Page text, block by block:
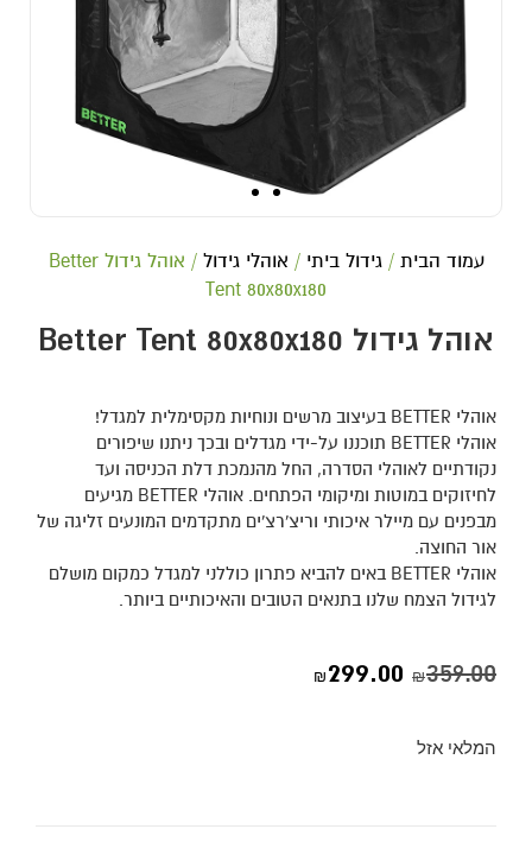
עמוד הבית /גידול ביתי / אוהלי גידול
/ אוהל גידול Better
Tent 80x80x180
אוהל גידול Better Tent 80x80x180
אוהלי BETTER בעיצוב מרשים ונוחיות מקסימלית למגדל!
אוהלי BETTER תוכננו על-ידי מגדלים ובכך ניתנו שיפורים
נקודתיים לאוהלי הסדרה, החל מהנמכת דלת הכניסה ועד
לחיזוקים במוטות ומיקומי הפתחים. אוהלי BETTER מגיעים
מבפנים עם מיילר איכותי וריצ'רצ'ים מתקדמים המונעים זליגה של
אור החוצה.
אוהלי BETTER באים להביא פתרון כוללני למגדל כמקום מושלם
לגידול הצמח שלנו בתנאים הטובים והאיכותיים ביותר.
₪359.00
₪299.00
המלאי אזל